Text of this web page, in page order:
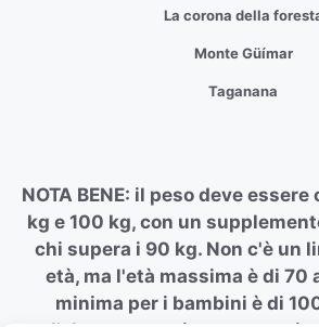
La corona della
Monte Güímar
Taganana
NOTA BENE: il peso deve
kg e 100 kg, con un
chi supera i 90 kg. Non c'è un
età, ma l'età massima è di 70
minima per i bambini è di